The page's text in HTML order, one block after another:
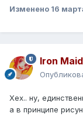
Изменено 16
Iron
Хех.. ну,
а в принципе